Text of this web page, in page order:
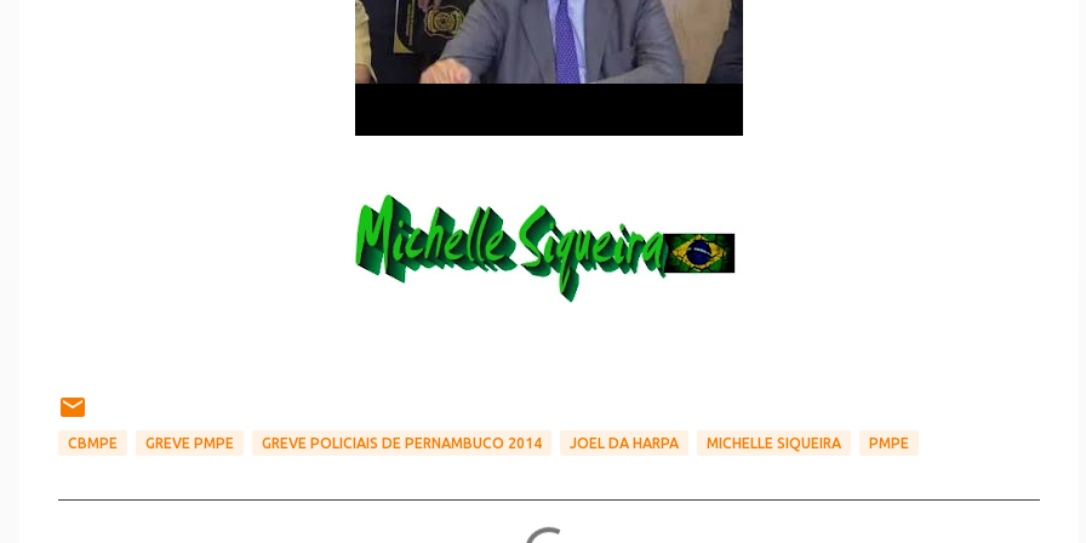
CBMPE GREVE PMPE GREVE POLICIAIS DE PERNAMBUCO 2014 JOEL DA HARPA MICHELLE SIQUEIRA PMPE